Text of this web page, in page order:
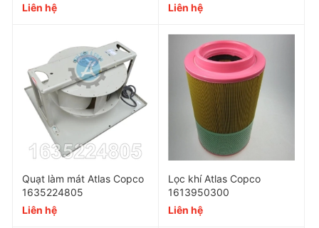
Max Pressure (PSI): 230
Maximum Ambient: 140
Air Inlet NPT: 1/2"Van
Air Outlet NPT: 1/2"
Liên hệ
Liên hệ
Quạt làm mát Atlas Copco
1635224805
Liên hệ
Lọc khí Atlas Copco
1613950300
Liên hệ